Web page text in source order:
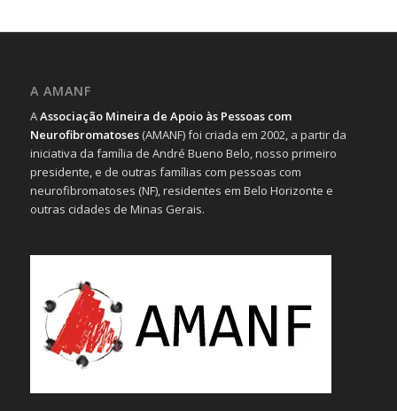
A AMANF
AAssociação Mineira de Apoio às Pessoas com
Neurofibromatoses(AMANF) foi criada em 2002, a partir da
iniciativa da família de André Bueno Belo, nosso primeiro
presidente, e de outras famílias com pessoas com
neurofibromatoses (NF), residentes em Belo Horizonte e
outras cidades de Minas Gerais.